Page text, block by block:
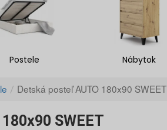
Postele Nábytok
Detská posteľ AUTO 180x90 SWEET
SWEET